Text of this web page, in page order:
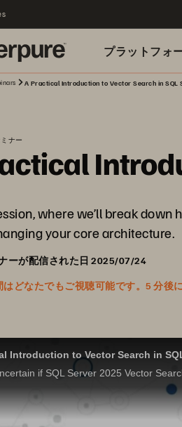
プラットフォ
A Practical Introduction to Vector Search in SQL
ナー
where we’ll break
your core architecture.
ーが配信された日 2025/07/24
はどなたでもご視聴可能です。5 分
Introduction to Vector Search in
if SQL Server 2025 Vector